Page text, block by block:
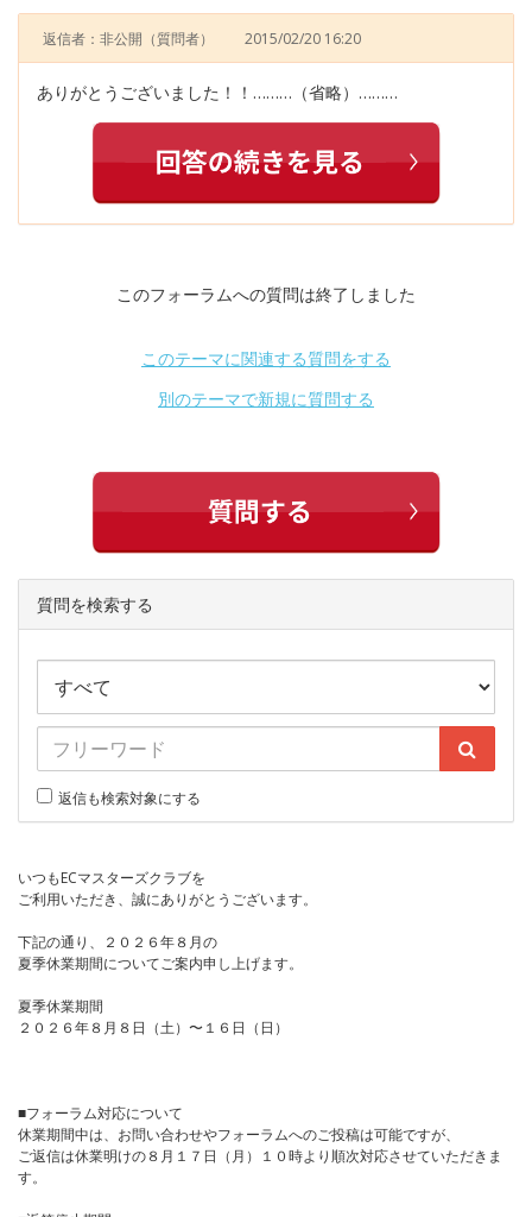
返信者：非公開 （質問者） 2015/02/20 16:20
ありがとうございました！！………（省略）………
このフォーラムへの質問は終了しました
このテーマに関連する質問をする
別のテーマで新規に質問する
質問を検索する
返信も検索対象にする
いつもECマスターズクラブを
ご利用いただき、誠にありがとうございます。
下記の通り、２０２６年８月の
夏季休業期間についてご案内申し上げます。
夏季休業期間
２０２６年８月８日（土）〜１６日（日）
■フォーラム対応について
休業期間中は、お問い合わせやフォーラムへのご投稿は可能ですが、
ご返信は休業明けの８月１７日（月）１０時より順次対応させていただきま
す。